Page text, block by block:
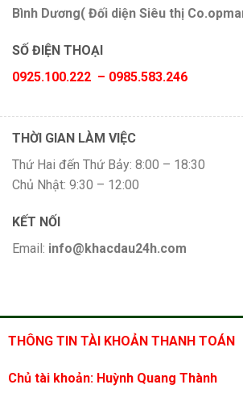
Bình Dương( Đối diện Siêu thị
SỐ ĐIỆN THOẠI
0925.100.222 – 0985.583.246
THỜI GIAN LÀM VIỆC
Thứ Hai đến Thứ Bảy: 8:00 – 18:30
Chủ Nhật: 9:30 – 12:00
KẾT NỐI
Email: info@khacdau24h.com
THÔNG TIN TÀI KHOẢN THANH TOÁN
Chủ tài khoản: Huỳnh Quang Thành